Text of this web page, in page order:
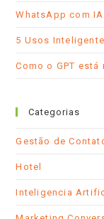
WhatsApp com
5 Usos
Como o GPT
Categorias
Gestão de
Hotel
Inteligencia